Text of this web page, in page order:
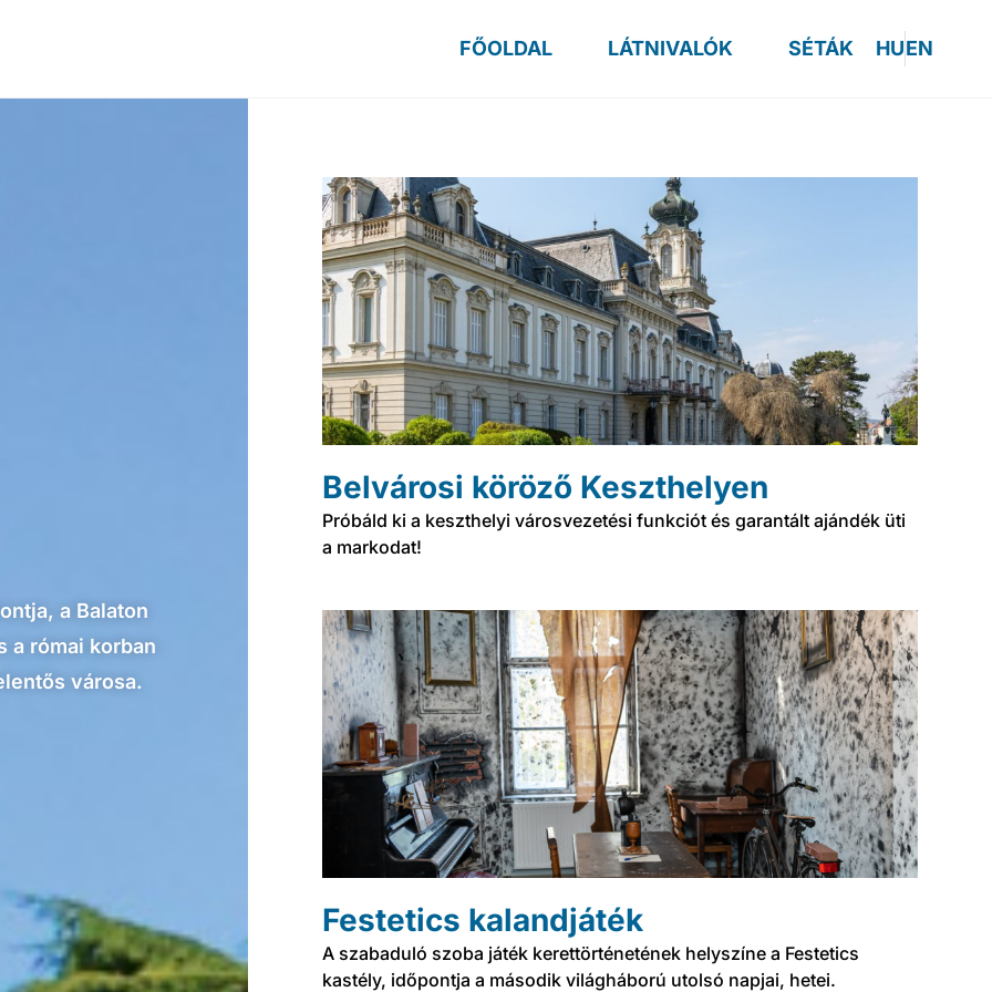
FŐOLDAL LÁTNIVALÓK SÉTÁK HUEN
a Balaton
a római korban
városa.
Belvárosi köröző Keszthelyen
Próbáld ki a keszthelyi városvezetési funkciót és garantált ajándék üti
a markodat!
Festetics kalandjáték
A szabaduló szoba játék kerettörténetének helyszíne a Festetics
kastély, időpontja a második világháború utolsó napjai, hetei.